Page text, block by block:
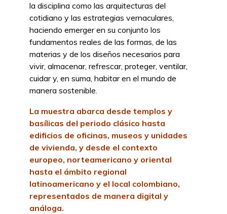
la disciplina como las arquitecturas del
cotidiano y las estrategias vernaculares,
haciendo emerger en su conjunto los
fundamentos reales de las formas, de las
materias y de los diseños necesarios para
vivir, almacenar, refrescar, proteger, ventilar,
cuidar y, en suma, habitar en el mundo de
manera sostenible.
La muestra abarca desde templos y
basílicas del periodo clásico hasta
edificios de oficinas, museos y unidades
de vivienda, y desde el contexto
europeo, norteamericano y oriental
hasta el ámbito regional
latinoamericano y el local colombiano,
representados de manera digital y
análoga.